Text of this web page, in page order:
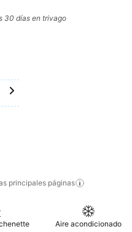
30 días en trivago
principales páginas
Aire acondicionado